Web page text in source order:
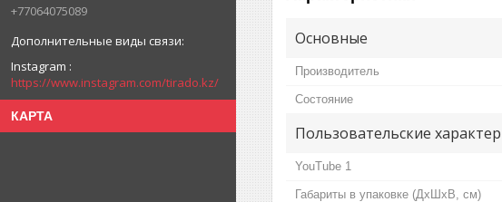
+77064075089
Instagram
https://www.instagram.com/tirado.kz/
КАРТА
Основные
Производитель
Состояние
Пользовательские
YouTube 1
Габариты в упаковке (ДхШхВ, см)